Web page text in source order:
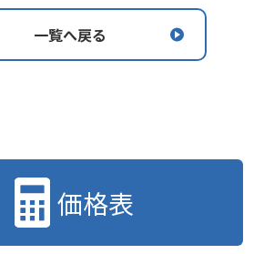
一覧へ戻る
価格表